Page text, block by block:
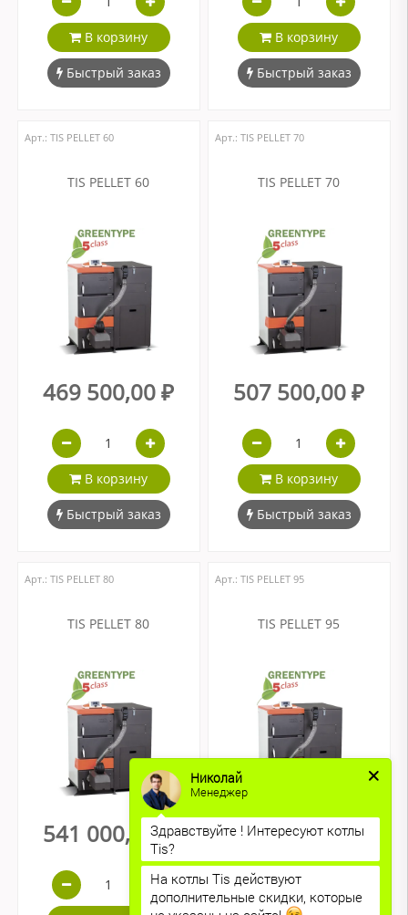
В корзину
Быстрый заказ
В корзину
Быстрый заказ
Арт.: ТIS PELLET 60
TIS PELLET 60
469 500,00 ₽
В корзину
Быстрый заказ
Арт.: ТIS PELLET 70
TIS PELLET 70
507 500,00 ₽
В корзину
Быстрый заказ
Арт.: ТIS PELLET 80
TIS PELLET 80
541 000,00 ₽
Арт.: ТIS PELLET 95
TIS PELLET 95
622 500,00 ₽
Николай
Менеджер
Здравствуйте ! Интересуют котлы
Tis?
На котлы Tis действуют
дополнительные скидки, которые